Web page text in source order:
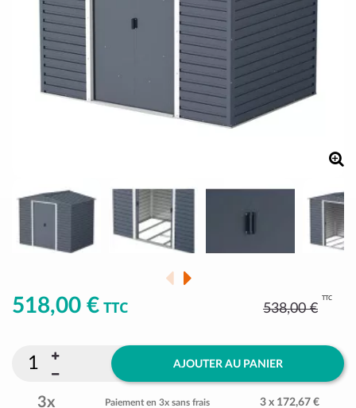
518,00 € TTC 538,00 €
TTC
AJOUTER AU PANIER
3x Paiement en 3x sans frais 3 x 172,67 €